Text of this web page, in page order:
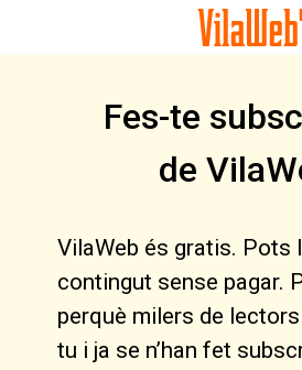
Fes-te
de
VilaWeb és gratis. Pots
contingut sense pagar.
perquè milers de
tu i ja se n’han fet